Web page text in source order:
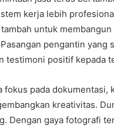
kerja lebih
untuk
pengantin yang
testimoni positif kepada
fokus pada dokumentasi,
kreativitas.
Dengan gaya fotografi